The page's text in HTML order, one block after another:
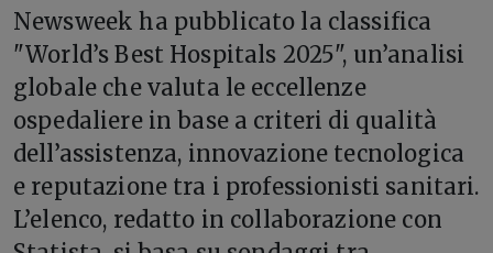
Newsweek ha pubblicato la classifica
"World’s Best Hospitals 2025", un’analisi
globale che valuta le eccellenze
ospedaliere in base a criteri di qualità
dell’assistenza, innovazione tecnologica
e reputazione tra i professionisti sanitari.
L’elenco, redatto in collaborazione con